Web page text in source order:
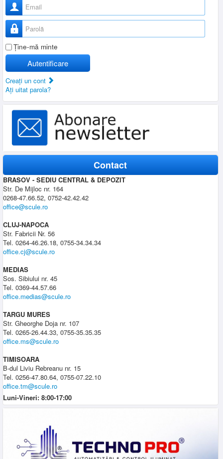
Nume utilizator
Parolă
Ţine-mă minte
Autentificare
Creaţi un cont
Aţi uitat parola?
Contact
BRASOV - SEDIU CENTRAL & DEPOZIT
Str. De Mijloc nr. 164
0268-47.66.52, 0752-42.42.42
office@scule.ro
CLUJ-NAPOCA
Str. Fabricii Nr. 56
Tel. 0264-46.26.18, 0755-34.34.34
office.cj@scule.ro
MEDIAS
Sos. Sibiului nr. 45
Tel. 0369-44.57.66
office.medias@scule.ro
TARGU MURES
Str. Gheorghe Doja nr. 107
Tel. 0265-26.44.33, 0755-35.35.35
office.ms@scule.ro
TIMISOARA
B-dul Liviu Rebreanu nr. 15
Tel. 0256-47.80.64, 0755-07.22.10
office.tm@scule.ro
Luni-Vineri: 8:00-17:00